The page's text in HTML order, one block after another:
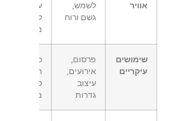
אוויר
לשמש,
גשם ורוח
עלולה
להתבלות
מהר
שימושים
עיקריים
פרסום,
אירועים,
עיצוב
גדרות
כיסויים,
הגנה על
סחורות,
מחסות